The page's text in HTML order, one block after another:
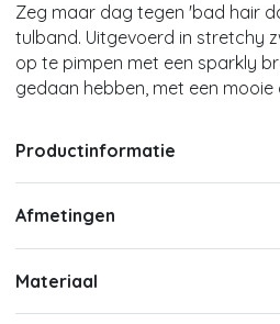
Zeg maar dag tegen 'bad hair
tulband. Uitgevoerd in stretchy
op te pimpen met een sparkly
gedaan hebben, met een mooie
Productinformatie
Afmetingen
Materiaal